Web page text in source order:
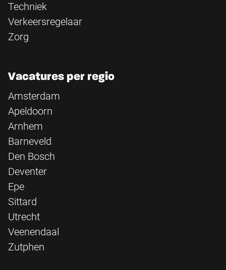
Techniek
Verkeersregelaar
Zorg
Vacatures per regio
Amsterdam
Apeldoorn
Arnhem
Barneveld
Den Bosch
Deventer
Epe
Sittard
Utrecht
Veenendaal
Zutphen